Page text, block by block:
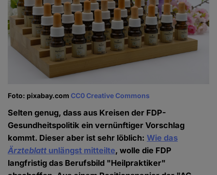
Foto: pixabay.comCC0 Creative Commons
Selten genug, dass aus Kreisen der FDP-
Gesundheitspolitik ein vernünftiger Vorschlag
kommt. Dieser aber ist sehr löblich:Wie das
Ärzteblatt unlängst mitteilte, wolle die FDP
langfristig das Berufsbild "Heilpraktiker"